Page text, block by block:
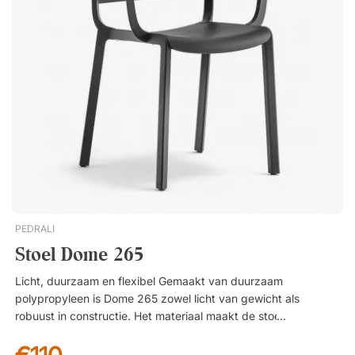
polypropyleen, geschikt voor zowel binnen- als buitengebruik.
Omdat de stoel tot 10 exemplaren stapelbaar is, is hij
gemakkelijk op te bergen en op te slaan. Stapelbaar tot 10
stoelen. Duurzaam en gemakkelijk te reinigen polypropyleen.
Geschikt voor binnen- en buitengebruik. Verkocht in sets van
4 (prijs per stuk weergegeven).
PEDRALI
Stoel Dome 265
Licht, duurzaam en flexibel Gemaakt van duurzaam
polypropyleen is Dome 265 zowel licht van gewicht als
robuust in constructie. Het materiaal maakt de stoel bestand
zowel binnen- als buitengebruik. Stapelbaar De stoel is